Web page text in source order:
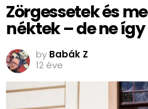
Zörgessetek és
néktek – de ne így
by Babák Z
12 éve